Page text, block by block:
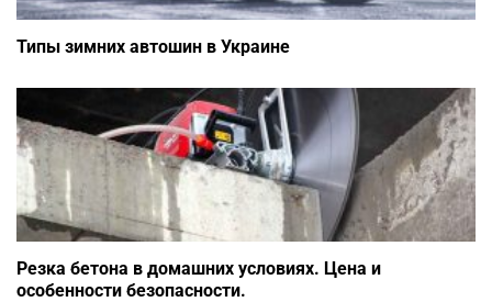
Типы зимних автошин в Украине
Резка бетона в домашних условиях. Цена и
особенности безопасности.